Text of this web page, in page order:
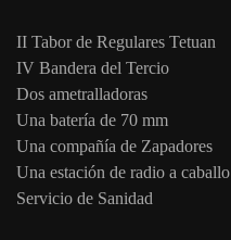
II Tabor de Regulares Tetuan
IV Bandera del Tercio
Dos ametralladoras
Una batería de 70 mm
Una compañía de Zapadores
Una estación de radio a caballo
Servicio de Sanidad